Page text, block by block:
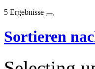
5 Ergebnisse
Sortieren